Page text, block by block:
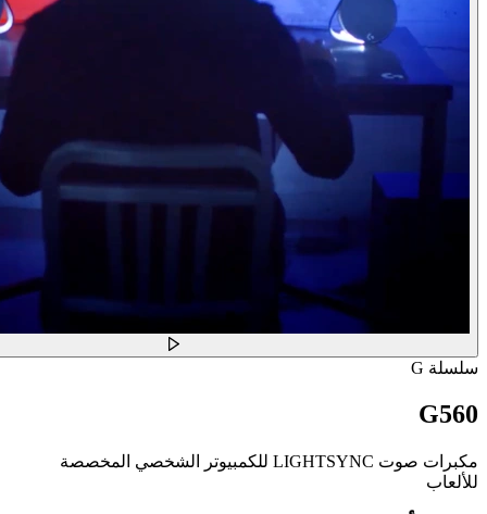
سلسلة G
G560
مكبرات صوت LIGHTSYNC للكمبيوتر الشخصي المخصصة
للألعاب